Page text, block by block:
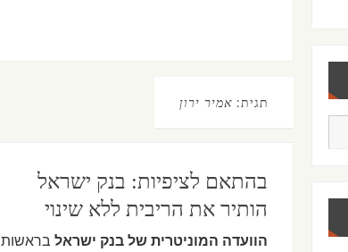
תגית: אמיר ירון
בהתאם לציפיות: בנק ישראל
הותיר את הריבית ללא שינוי
הוועדה המוניטרית של בנק ישראל בראשות